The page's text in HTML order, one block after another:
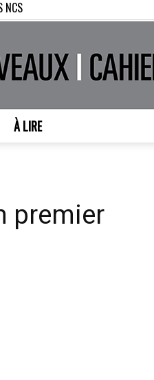
NCS
À LIRE
premier